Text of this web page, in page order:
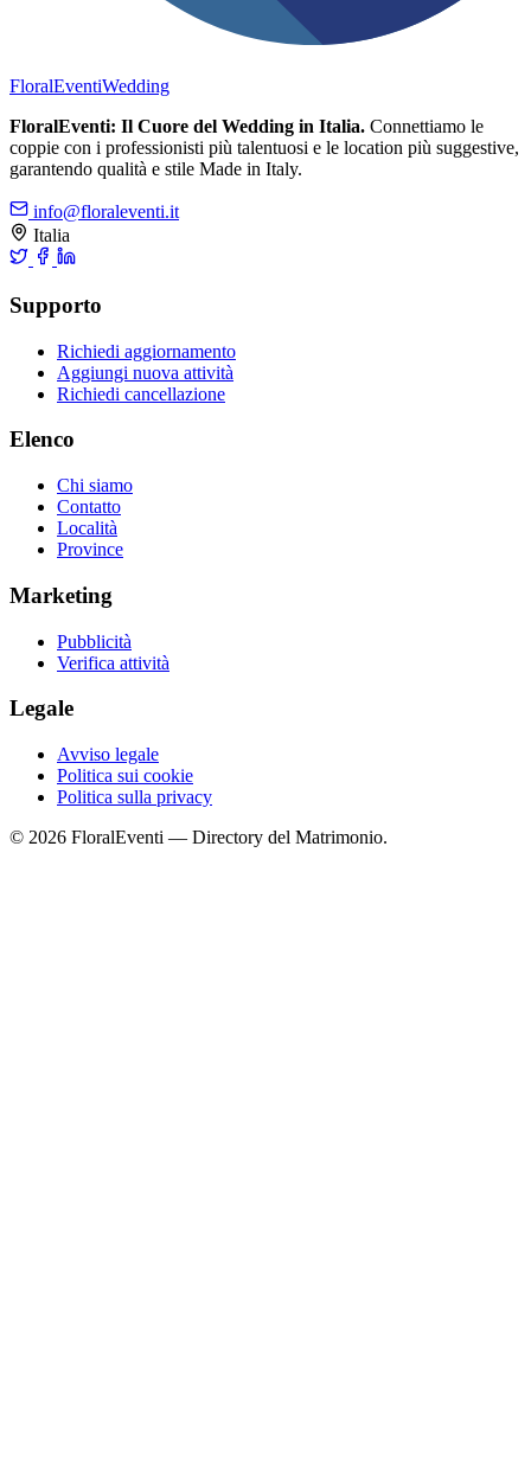
FloralEventiWedding
FloralEventi: Il Cuore del Wedding in Italia. Connettiamo le
coppie con i professionisti più talentuosi e le location più suggestive,
garantendo qualità e stile Made in Italy.
info@floraleventi.it
Italia
Supporto
Richiedi aggiornamento
Aggiungi nuova attività
Richiedi cancellazione
Elenco
Chi siamo
Contatto
Località
Province
Marketing
Pubblicità
Verifica attività
Legale
Avviso legale
Politica sui cookie
Politica sulla privacy
© 2026 FloralEventi — Directory del Matrimonio.